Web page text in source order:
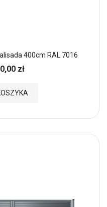
400cm RAL 7016
zł